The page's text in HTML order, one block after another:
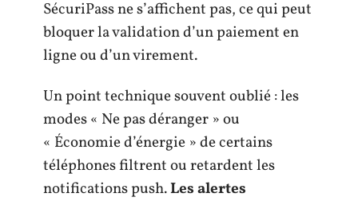
SécuriPass ne s’affichent pas, ce qui peut
bloquer la validation d’un paiement en
ligne ou d’un virement.
Un point technique souvent oublié : les
modes « Ne pas déranger » ou
« Économie d’énergie » de certains
téléphones filtrent ou retardent les
notifications push.Les alertes